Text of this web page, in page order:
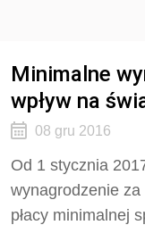
Minimalne
wpływ na
08 gru 2016
Od 1 stycznia
wynagrodzenie za
płacy minimalnej